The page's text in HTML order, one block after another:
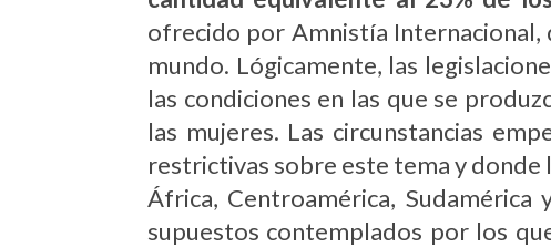
ofrecido por Amnistía Internacional,
mundo. Lógicamente, las
las condiciones en las que se
las mujeres. Las circunstancias
restrictivas sobre este tema y donde
África, Centroamérica,
supuestos contemplados por los